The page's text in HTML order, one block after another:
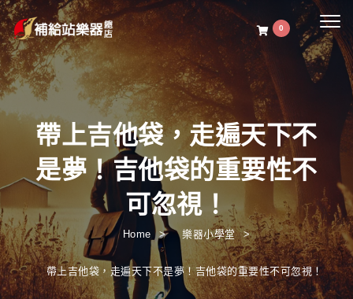
0
帶上吉他袋，走遍天下不
是夢！吉他袋的重要性不
可忽視！
Home 樂器小學堂
帶上吉他袋，走遍天下不是夢！吉他袋的重要性不可忽視！